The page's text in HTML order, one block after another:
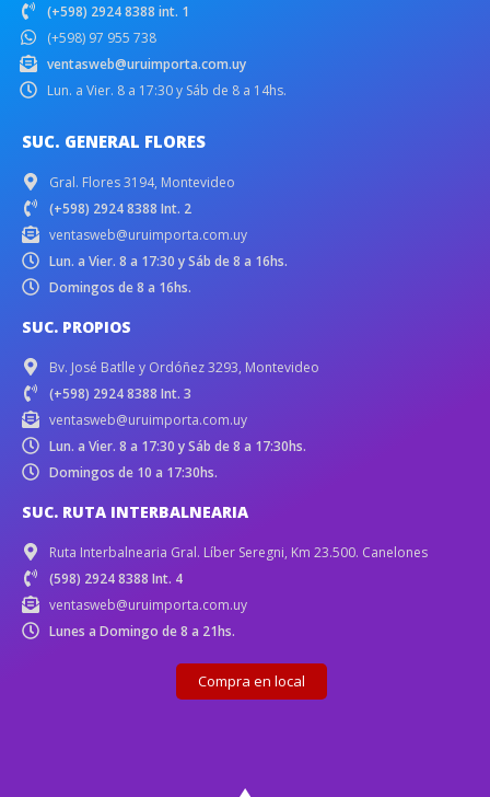
(+598) 2924 8388 int. 1
(+598) 97 955 738
ventasweb@uruimporta.com.uy
Lun. a Vier. 8 a 17:30 y Sáb de 8 a 14hs.
SUC. GENERAL FLORES
Gral. Flores 3194, Montevideo
(+598) 2924 8388 Int. 2
ventasweb@uruimporta.com.uy
Lun. a Vier. 8 a 17:30 y Sáb de 8 a 16hs.
Domingos de 8 a 16hs.
SUC. PROPIOS
Bv. José Batlle y Ordóñez 3293, Montevideo
(+598) 2924 8388 Int. 3
ventasweb@uruimporta.com.uy
Lun. a Vier. 8 a 17:30 y Sáb de 8 a 17:30hs.
Domingos de 10 a 17:30hs.
SUC. RUTA INTERBALNEARIA
Ruta Interbalnearia Gral. Líber Seregni, Km 23.500. Canelones
(598) 2924 8388 Int. 4
ventasweb@uruimporta.com.uy
Lunes a Domingo de 8 a 21hs.
Compra en local